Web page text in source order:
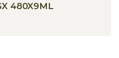
480X9ML